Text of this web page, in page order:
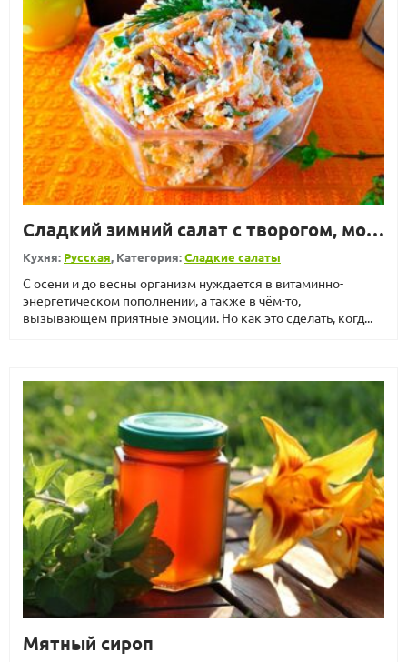
Сладкий зимний салат с творогом, морковью и сухофруктами
Кухня: Русская, Категория:Сладкие салаты
С осени и до весны организм нуждается в витаминно-
энергетическом пополнении, а также в чём-то,
вызывающем приятные эмоции. Но как это сделать, когд...
Мятный сироп